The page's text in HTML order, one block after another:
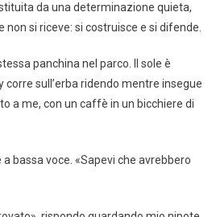
da una determinazione quieta,
non si riceve: si costruisce e si difende.
panchina nel parco. Il sole è
corre sull’erba ridendo mentre insegue
a me, con un caffè in un bicchiere di
bassa voce. «Sapevi che avrebbero